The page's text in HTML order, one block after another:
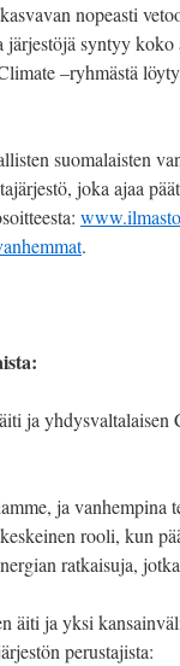
nopeasti
järjestöjä syntyy
–ryhmästä
suomalaisten
joka ajaa
.
ja yhdysvaltalaisen
ja vanhempina
rooli, kun
ratkaisuja,
äiti ja yksi
perustajista: